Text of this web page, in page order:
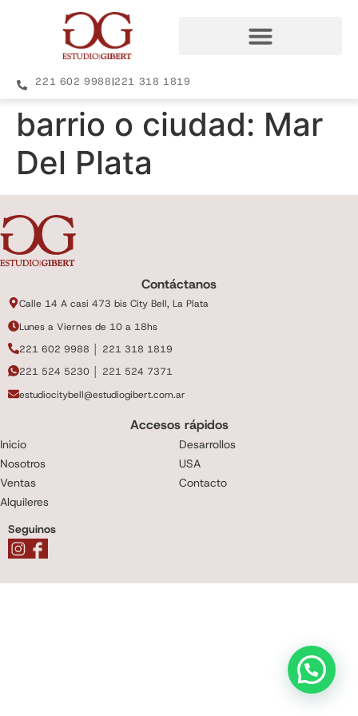
221 602 9988|221 318 1819
barrio o ciudad: Mar
Del Plata
Contáctanos
Calle 14 A casi 473 bis City Bell, La Plata
Lunes a Viernes de 10 a 18hs
221 602 9988 │ 221 318 1819
221 524 5230 │ 221 524 7371
estudiocitybell@estudiogibert.com.ar
Accesos rápidos
Inicio
Nosotros
Ventas
Alquileres
Desarrollos
USA
Contacto
Seguinos